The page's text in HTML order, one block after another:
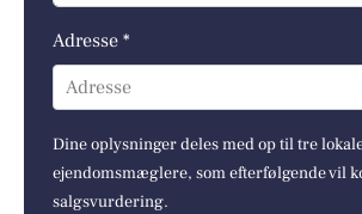
Adresse *
Adresse
Dine oplysninger deles med op til tre
ejendomsmæglere, som efterfølgende vil
salgsvurdering.